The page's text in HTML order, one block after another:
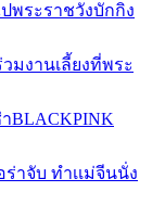
พระราชวังบักกิง
มงานเลี้ยงที่พระ
BLACKPINK
าจับ ทำเเม่จีนนั่ง